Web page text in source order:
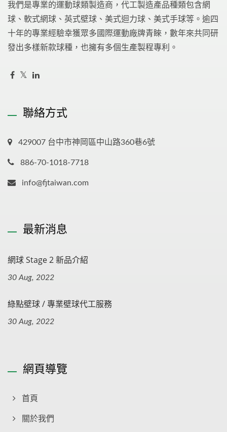
我們是專業的運動球類製造商，代工製造產品種類包含網
球、軟式網球、英式壁球、美式迴力球、美式手球等。逾四
十年的專業經驗幸獲眾多國際運動廠牌青睞，數年來共同研
發出多樣新款球種，也擁有多個生產製程專利。
聯絡方式
429007 台中市神岡區中山路360巷6號
886-70-1018-7718
info@fjtaiwan.com
最新消息
網球 Stage 2 新品介紹
30 Aug, 2022
綠點壁球 / 專業壁球代工服務
30 Aug, 2022
網頁導覽
首頁
關於我們